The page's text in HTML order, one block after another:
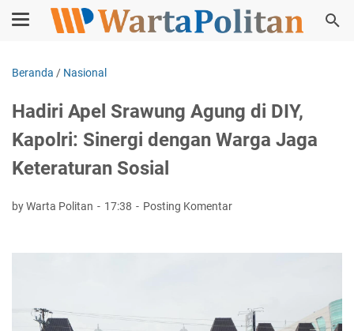
Beranda / Nasional
Hadiri Apel Srawung Agung di DIY,
Kapolri: Sinergi dengan Warga Jaga
Keteraturan Sosial
by Warta Politan 17:38 Posting Komentar